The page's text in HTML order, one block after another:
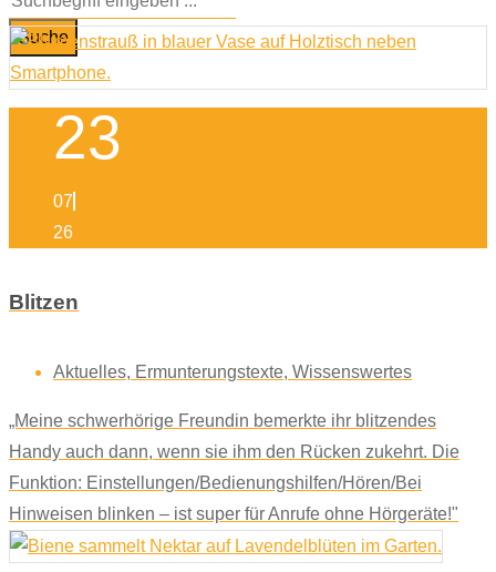
Suche
23
07
26
Blitzen
Aktuelles, Ermunterungstexte, Wissenswertes
„Meine schwerhörige Freundin bemerkte ihr blitzendes
Handy auch dann, wenn sie ihm den Rücken zukehrt. Die
Funktion: Einstellungen/Bedienungshilfen/Hören/Bei
Hinweisen blinken – ist super für Anrufe ohne Hörgeräte!"